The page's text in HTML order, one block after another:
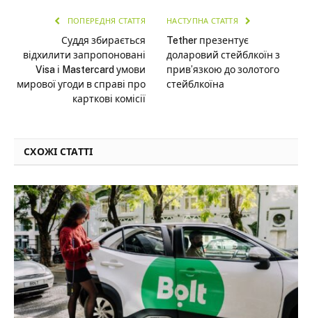
ПОПЕРЕДНЯ СТАТТЯ
Суддя збирається
відхилити запропоновані
Visa і Mastercard умови
мирової угоди в справі про
карткові комісії
НАСТУПНА СТАТТЯ
Tether презентує
доларовий стейблкоїн з
прив’язкою до золотого
стейблкоїна
СХОЖІ СТАТТІ